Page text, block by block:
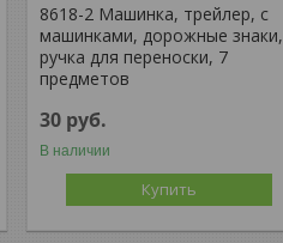
8618-2 Машинка, трейлер, с
машинками, дорожные знаки,
ручка для переноски, 7
предметов
30 руб.
В наличии
Купить